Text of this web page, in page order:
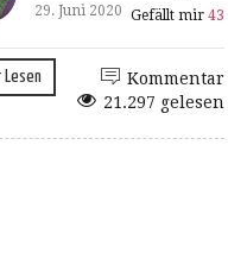
29. Juni 2020 Gefällt mir43
Lesen
Kommentar
21.297 gelesen